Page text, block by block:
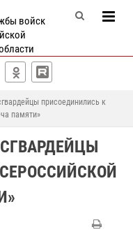
войск
присоединились к
памяти»